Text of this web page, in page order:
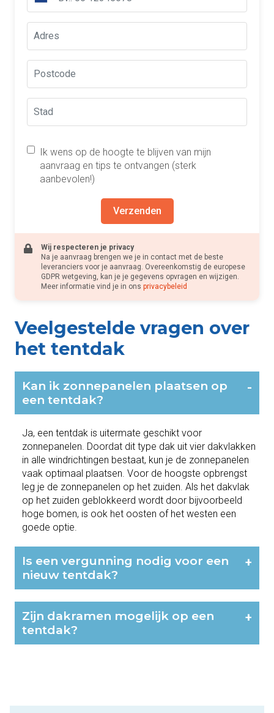
Ik wens op de hoogte te blijven van mijn
aanvraag en tips te ontvangen (sterk
aanbevolen!)
Verzenden
Wij respecteren je privacy
Na je aanvraag brengen we je in contact met de beste
leveranciers voor je aanvraag. Overeenkomstig de europese
GDPR wetgeving, kan je je gegevens opvragen en wijzigen.
Meer informatie vind je in ons privacybeleid
Veelgestelde vragen over
het tentdak
Kan ik zonnepanelen plaatsen op
een tentdak?
-
Ja, een tentdak is uitermate geschikt voor
zonnepanelen. Doordat dit type dak uit vier dakvlakken
in alle windrichtingen bestaat, kun je de zonnepanelen
vaak optimaal plaatsen. Voor de hoogste opbrengst
leg je de zonnepanelen op het zuiden. Als het dakvlak
op het zuiden geblokkeerd wordt door bijvoorbeeld
hoge bomen, is ook het oosten of het westen een
goede optie.
Is een vergunning nodig voor een
nieuw tentdak?
+
Zijn dakramen mogelijk op een
tentdak?
+